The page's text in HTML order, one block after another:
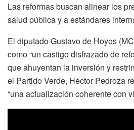
Las reformas buscan alinear los
salud pública y a estándares
El diputado Gustavo de Hoyos
como “un castigo disfrazado de
que ahuyentan la inversión y
el Partido Verde, Héctor Pedroza
“una actualización coherente con